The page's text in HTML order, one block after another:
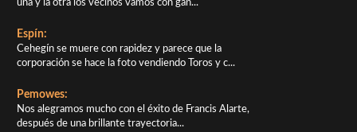
una y la otra los vecinos vamos con gan...
Espín:
Cehegín se muere con rapidez y parece que la
corporación se hace la foto vendiendo Toros y c...
Pemowes:
Nos alegramos mucho con el éxito de Francis Alarte,
después de una brillante trayectoria...